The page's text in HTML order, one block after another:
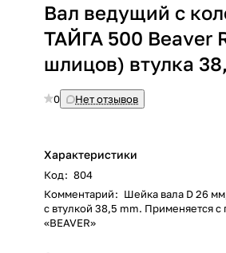
Вал ведущий с
ТАЙГА 500 Beaver
шлицов) втулка
0 Нет отзывов
Характеристики
Код: 804
Комментарий: Шейка вала D 26
с втулкой 38,5 mm. Применяется
«BEAVER»